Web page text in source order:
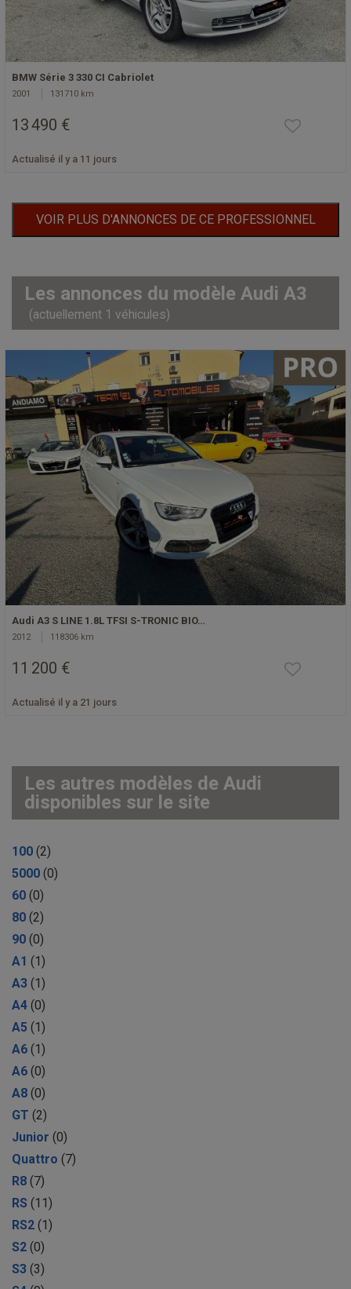
BMW Série 3 330 CI Cabriolet
2001 131710 km
13 490 €
Actualisé il y a 11 jours
VOIR PLUS D'ANNONCES DE CE PROFESSIONNEL
Les annonces du modèle Audi A3
(actuellement 1 véhicules)
Audi A3 S LINE 1.8L TFSI S-TRONIC BIO…
2012 118306 km
11 200 €
Actualisé il y a 21 jours
Les autres modèles de Audi
disponibles sur le site
100 (2)
5000 (0)
60 (0)
80 (2)
90 (0)
A1 (1)
A3 (1)
A4 (0)
A5 (1)
A6 (1)
A6 (0)
A8 (0)
GT (2)
Junior (0)
Quattro (7)
R8 (7)
RS (11)
RS2 (1)
S2 (0)
S3 (3)